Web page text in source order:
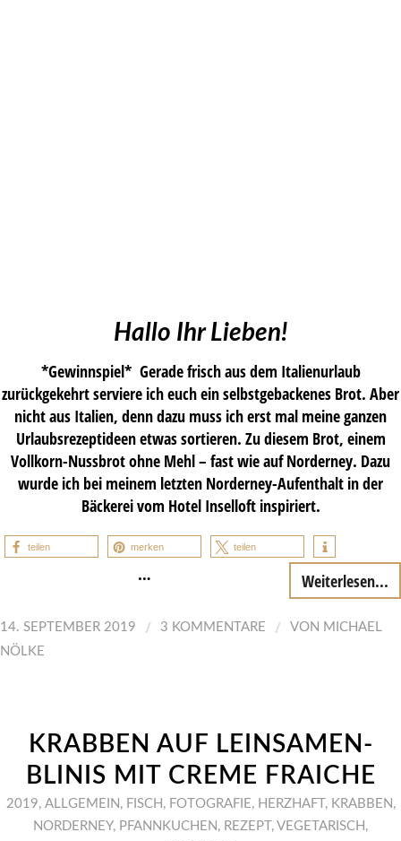
Hallo Ihr Lieben!
*Gewinnspiel* Gerade frisch aus dem Italienurlaub
zurückgekehrt serviere ich euch ein selbstgebackenes Brot. Aber
nicht aus Italien, denn dazu muss ich erst mal meine ganzen
Urlaubsrezeptideen etwas sortieren. Zu diesem Brot, einem
Vollkorn-Nussbrot ohne Mehl – fast wie auf Norderney. Dazu
wurde ich bei meinem letzten Norderney-Aufenthalt in der
Bäckerei vom Hotel Inselloft inspiriert.
teilen merken teilen
… Weiterlesen...
14. SEPTEMBER 2019 / 3 KOMMENTARE / VON MICHAEL
NÖLKE
KRABBEN AUF LEINSAMEN-
BLINIS MIT CREME FRAICHE
2019, ALLGEMEIN , FISCH , FOTOGRAFIE, HERZHAFT , KRABBEN ,
NORDERNEY, PFANNKUCHEN , REZEPT , VEGETARISCH ,